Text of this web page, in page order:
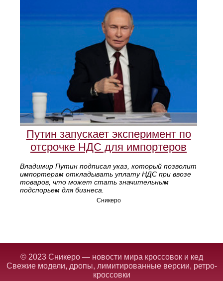
Путин запускает эксперимент по
отсрочке НДС для импортеров
Владимир Путин подписал указ, который позволит
импортерам откладывать уплату НДС при ввозе
товаров, что может стать значительным
подспорьем для бизнеса.
Сникеро
© 2023 Сникеро — новости мира кроссовок и кед
Свежие модели, дропы, лимитированные версии, ретро-
кроссовки